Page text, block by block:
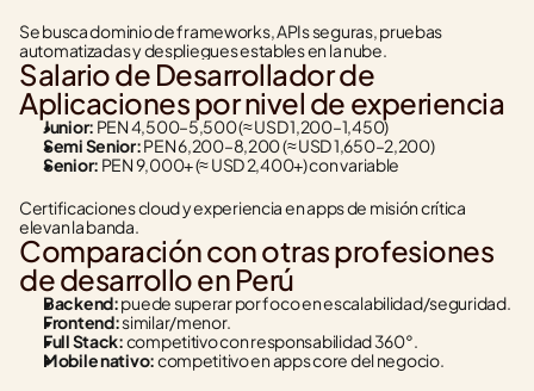
Se busca dominio de frameworks, APIs seguras, pruebas
automatizadas y despliegues estables en la nube.
Salario de Desarrollador de
Aplicaciones por nivel de experiencia
Junior: PEN 4,500–5,500 (≈ USD 1,200–1,450)
Semi Senior: PEN 6,200–8,200 (≈ USD 1,650–2,200)
Senior: PEN 9,000+ (≈ USD 2,400+) con variable
Certificaciones cloud y experiencia en apps de misión crítica
elevan la banda.
Comparación con otras profesiones
de desarrollo en Perú
Backend: puede superar por foco en escalabilidad/seguridad.
Frontend: similar/menor.
Full Stack: competitivo con responsabilidad 360°.
Mobile nativo: competitivo en apps core del negocio.